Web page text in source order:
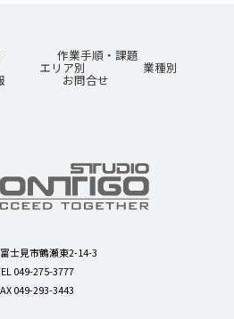
作業手順・課題
エリア別 業種別
お問合せ
士見市鶴瀬東2-14-3
049-275-3777
049-293-3443